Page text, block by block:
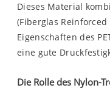
Dieses Material
(Fiberglas
Eigenschaften des
eine gute
Die Rolle des Nylon-